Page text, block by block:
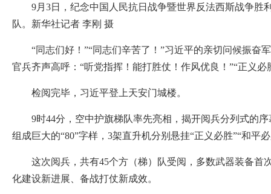
9月3日，纪念中国人民抗日战争暨世界反法西斯战争
队。新华社记者 李刚 摄
“同志们好！”“同志们辛苦了！”习近平的亲切问候振奋军
官兵齐声高呼：“听党指挥！能打胜仗！作风优良！”“正义
检阅完毕，习近平登上天安门城楼。
9时44分，空中护旗梯队率先亮相，揭开阅兵分列式的序
组成巨大的“80”字样，3架直升机分别悬挂“正义必胜”“和平
这次阅兵，共有45个方（梯）队受阅，多数武器装备首
化建设新进展、备战打仗新成效。